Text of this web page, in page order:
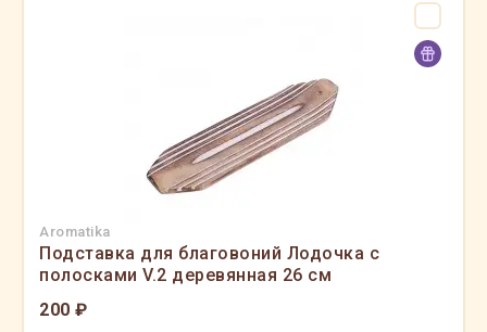
Aromatika
Подставка для благовоний Лодочка с
полосками V.2 деревянная 26 см
200 ₽